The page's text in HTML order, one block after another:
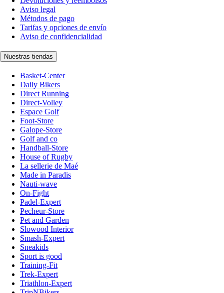
Aviso legal
Métodos de pago
Tarifas y opciones de envío
Aviso de confidencialidad
Nuestras tiendas
Basket-Center
Daily Bikers
Direct Running
Direct-Volley
Espace Golf
Foot-Store
Galope-Store
Golf and co
Handball-Store
House of Rugby
La sellerie de Maé
Made in Paradis
Nauti-wave
On-Fight
Padel-Expert
Pecheur-Store
Pet and Garden
Slowood Interior
Smash-Expert
Sneakids
Sport is good
Training-Fit
Trek-Expert
Triathlon-Expert